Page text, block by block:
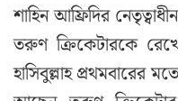
শাহিন আফ্রিদির
তরুণ ক্রিকেটারকে
হাসিবুল্লাহ প্রথমবারের